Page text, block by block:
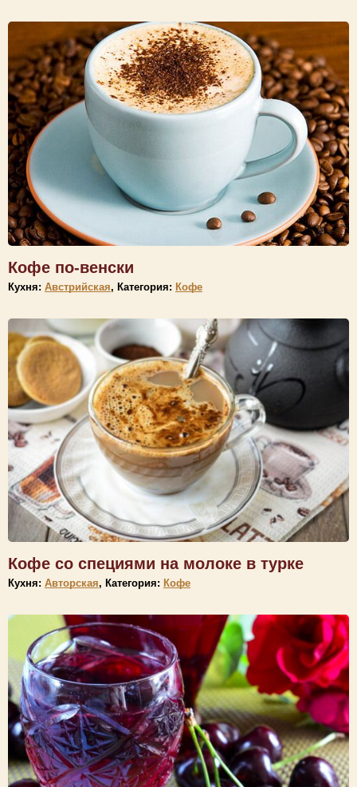
Кофе по-венски
Кухня: Австрийская, Категория: Кофе
Кофе со специями на молоке в турке
Кухня: Авторская, Категория: Кофе